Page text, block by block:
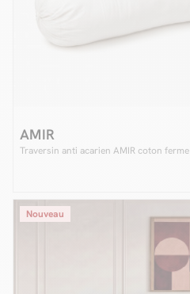
AMIR
Traversin anti acarien AMIR coton ferme
Nouveau